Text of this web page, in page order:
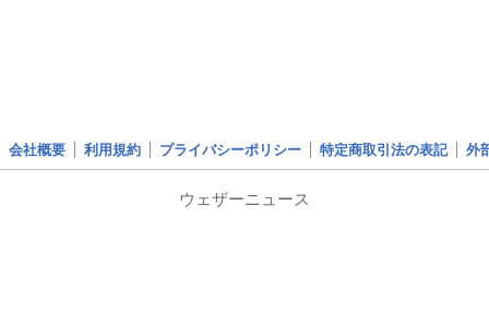
会社概要 利用規約 プライバシーポリシー 特定商取引法の表記 外
ウェザーニュース